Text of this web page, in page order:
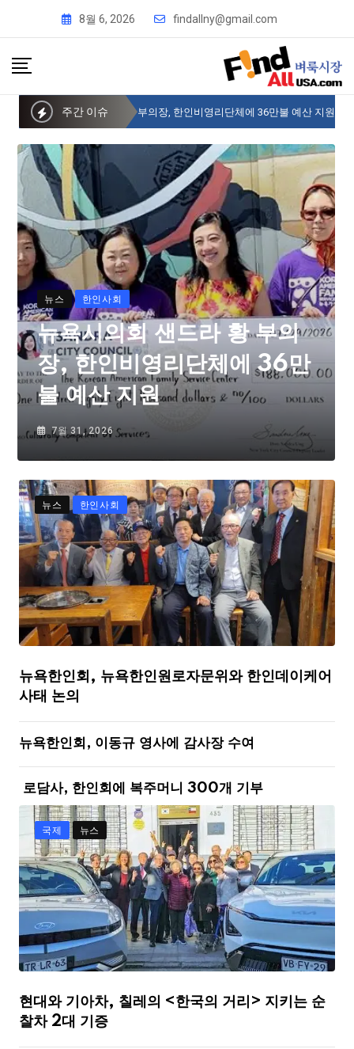
8월 6, 2026 findallny@gmail.com
주간 이슈
뉴욕시의회 샌드라 황 부의장, 한인비영리단체에 36만불 예산 지원
뉴스 한인사회
뉴욕시의회 샌드라 황 부의
장, 한인비영리단체에 36만
불 예산 지원
7월 31, 2026
뉴스 한인사회
뉴욕한인회, 뉴욕한인원로자문위와 한인데이케어
사태 논의
뉴욕한인회, 이동규 영사에 감사장 수여
로담사, 한인회에 복주머니 300개 기부
국제 뉴스
현대와 기아차, 칠레의 <한국의 거리> 지키는 순
찰차 2대 기증